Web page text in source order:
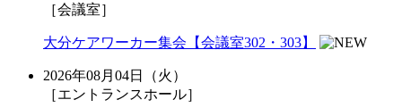
［会議室］
大分ケアワーカー集会【会議室302・303】
2026年08月04日（火）
［エントランスホール］